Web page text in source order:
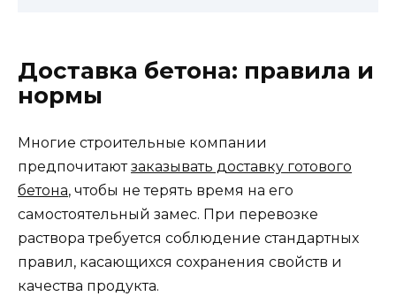
Доставка бетона: правила и
нормы
Многие строительные компании
предпочитаютзаказывать доставку готового
бетона, чтобы не терять время на его
самостоятельный замес. При перевозке
раствора требуется соблюдение стандартных
правил, касающихся сохранения свойств и
качества продукта.